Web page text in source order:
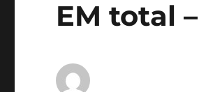
EM total